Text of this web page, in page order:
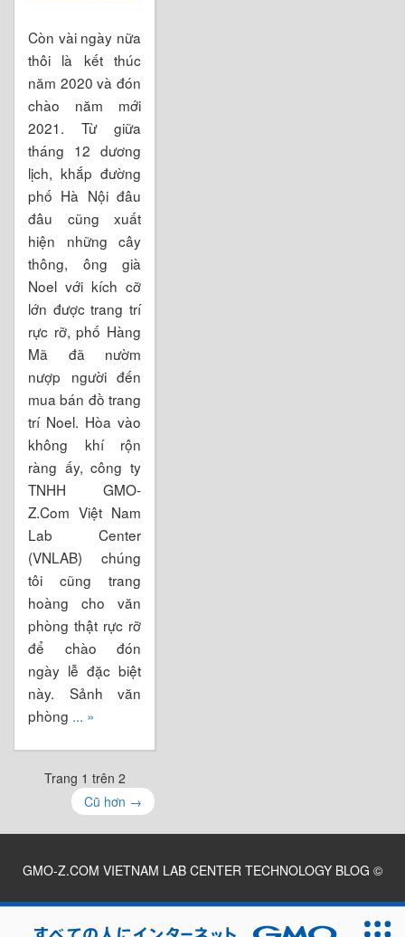
Còn vài ngày nữa
thôi là kết thúc
năm 2020 và đón
chào năm mới
2021. Từ giữa
tháng 12 dương
lịch, khắp đường
phố Hà Nội đâu
đâu cũng xuất
hiện những cây
thông, ông già
Noel với kích cỡ
lớn được trang trí
rực rỡ, phố Hàng
Mã đã nườm
nượp người đến
mua bán đồ trang
trí Noel. Hòa vào
không khí rộn
ràng ấy, công ty
TNHH GMO-
Z.Com Việt Nam
Lab Center
(VNLAB) chúng
tôi cũng trang
hoàng cho văn
phòng thật rực rỡ
để chào đón
ngày lễ đặc biệt
này. Sảnh văn
phòng ... »
Trang 1 trên 2
Cũ hơn →
GMO-Z.COM VIETNAM LAB CENTER TECHNOLOGY BLOG ©